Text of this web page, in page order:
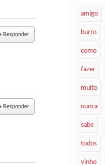
Responder
Responder
amigo
burro
como
fazer
muito
nunca
sabe
todos
vinho